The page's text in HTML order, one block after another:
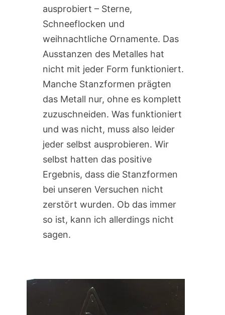
ausprobiert – Sterne,
Schneeflocken und
weihnachtliche Ornamente. Das
Ausstanzen des Metalles hat
nicht mit jeder Form funktioniert.
Manche Stanzformen prägten
das Metall nur, ohne es komplett
zuzuschneiden. Was funktioniert
und was nicht, muss also leider
jeder selbst ausprobieren. Wir
selbst hatten das positive
Ergebnis, dass die Stanzformen
bei unseren Versuchen nicht
zerstört wurden. Ob das immer
so ist, kann ich allerdings nicht
sagen.